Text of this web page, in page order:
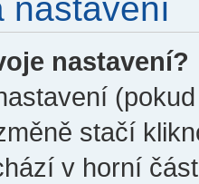
nastavení
nastavení?
stačí
v horní